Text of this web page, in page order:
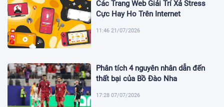
Các Trang Web Giải Trí Xả Stress
Cực Hay Ho Trên Internet
11:46 21/07/2026
Phân tích 4 nguyên nhân dẫn đến
thất bại của Bồ Đào Nha
17:28 07/07/2026